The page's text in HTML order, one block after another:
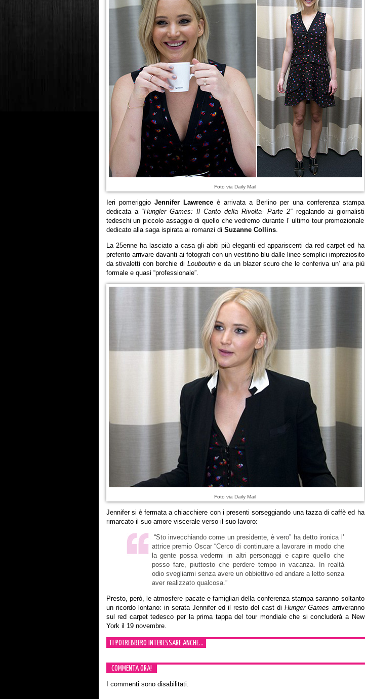
Foto via Daily Mail
Ieri pomeriggioJennifer Lawrenceè arrivata a Berlino per una conferenza stampa
dedicata a “Hungler Games: Il Canto della Rivolta- Parte 2″regalando ai giornalisti
tedeschi un piccolo assaggio di quello che vedremo durante l’ ultimo tour promozionale
dedicato alla saga ispirata ai romanzi di Suzanne Collins.
La 25enne ha lasciato a casa gli abiti più eleganti ed appariscenti da red carpet ed ha
preferito arrivare davanti ai fotografi con un vestitino blu dalle linee semplici impreziosito
da stivaletti con borchie di Louboutine da un blazer scuro che le conferiva un’ aria più
formale e quasi “professionale”.
Foto via Daily Mail
Jennifer si è fermata a chiacchiere con i presenti sorseggiando una tazza di caffè ed ha
rimarcato il suo amore viscerale verso il suo lavoro:
“Sto invecchiando come un presidente, è vero” ha detto ironica l’
attrice premio Oscar “Cerco di continuare a lavorare in modo che
la gente possa vedermi in altri personaggi e capire quello che
posso fare, piuttosto che perdere tempo in vacanza. In realtà
odio svegliarmi senza avere un obbiettivo ed andare a letto senza
aver realizzato qualcosa.”
Presto, però, le atmosfere pacate e famigliari della conferenza stampa saranno soltanto
un ricordo lontano: in serata Jennifer ed il resto del cast diHunger Games arriveranno
sul red carpet tedesco per la prima tappa del tour mondiale che si concluderà a New
York il 19 novembre.
TI POTREBBERO INTERESSARE ANCHE...
COMMENTA ORA!
I commenti sono disabilitati.